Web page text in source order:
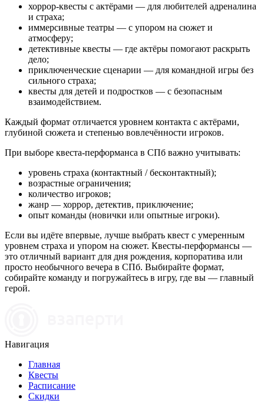
хоррор-квесты с актёрами — для любителей адреналина
и страха;
иммерсивные театры — с упором на сюжет и
атмосферу;
детективные квесты — где актёры помогают раскрыть
дело;
приключенческие сценарии — для командной игры без
сильного страха;
квесты для детей и подростков — с безопасным
взаимодействием.
Каждый формат отличается уровнем контакта с актёрами,
глубиной сюжета и степенью вовлечённости игроков.
При выборе квеста-перформанса в СПб важно учитывать:
уровень страха (контактный / бесконтактный);
возрастные ограничения;
количество игроков;
жанр — хоррор, детектив, приключение;
опыт команды (новички или опытные игроки).
Если вы идёте впервые, лучше выбрать квест с умеренным
уровнем страха и упором на сюжет. Квесты-перформансы —
это отличный вариант для дня рождения, корпоратива или
просто необычного вечера в СПб. Выбирайте формат,
собирайте команду и погружайтесь в игру, где вы — главный
герой.
Навигация
Главная
Квесты
Расписание
Скидки